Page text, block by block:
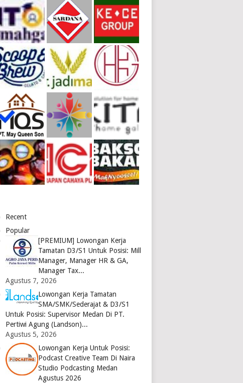
Recent
Popular
[PREMIUM] Lowongan Kerja
Tamatan D3/S1 Untuk Posisi: Mill
Manager, Manager HR & GA,
Manager Tax...
Agustus 7, 2026
Lowongan Kerja Tamatan
SMA/SMK/Sederajat & D3/S1
Untuk Posisi: Supervisor Medan Di PT.
Pertiwi Agung (Landson)...
Agustus 5, 2026
Lowongan Kerja Untuk Posisi:
Podcast Creative Team Di Naira
Studio Podcasting Medan
Agustus 2026